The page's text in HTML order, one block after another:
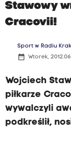
Stawowy
Cracovii!
Sport w Radiu
date_range Wtorek,
Wojciech
piłkarze
wywalczyli
podkreślił,